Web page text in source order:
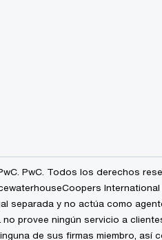
PwC. Todos los derechos
separada y no actúa como
no provee ningún servicio a
de sus firmas miembro, así